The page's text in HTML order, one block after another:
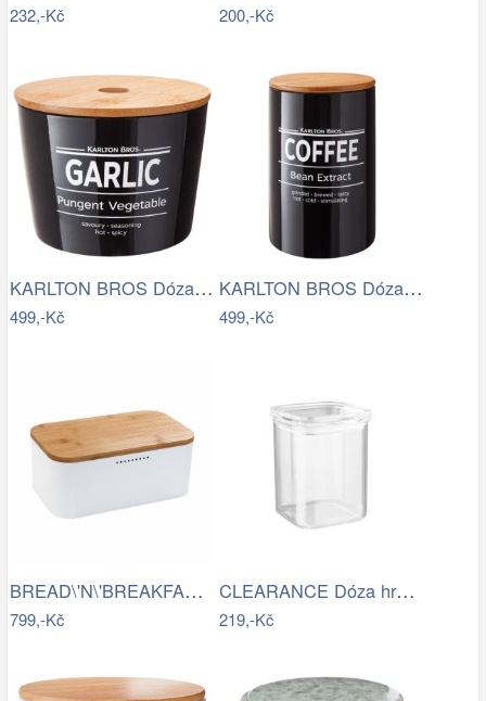
232,-Kč 200,-Kč
KARLTON BROS Dóza na česnek 14 cm -…
499,-Kč
KARLTON BROS Dóza na kávu 1,1 l - černá
499,-Kč
BREAD\'N\'BREAKFAST Chlebník s víkem -…
799,-Kč
CLEARANCE Dóza hranatá 1100 ml
219,-Kč